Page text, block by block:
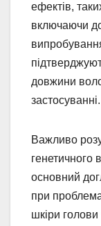
ефектів,
включаючи
довжини
застосуванні.
Важливо
генетичного
основний
при
шкіри